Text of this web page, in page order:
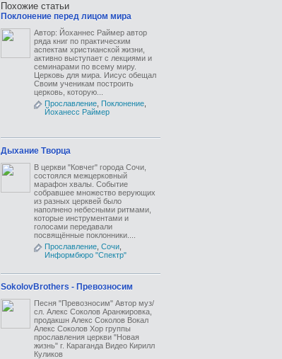
Похожие статьи
Поклонение перед лицом мира
Автор: Йоханнес Раймер автор
ряда книг по практическим
аспектам христианской жизни,
активно выступает с лекциями и
семинарами по всему миру.
Церковь для мира. Иисус обещал
Своим ученикам построить
церковь, которую...
Прославление Поклонение
Йоханесс Раймер
Дыхание Творца
В церкви "Ковчег" города Сочи,
состоялся межцерковный
марафон хвалы. Событие
собравшее множество верующих
из разных церквей было
наполнено небесными ритмами,
которые инструментами и
голосами передавали
посвящённые поклонники....
Прославление Сочи
Информбюро "Спектр"
SokolovBrothers - Превозносим
Песня "Превозносим" Автор муз/
сл. Алекс Соколов Аранжировка,
продакшн Алекс Соколов Вокал
Алекс Соколов Хор группы
прославления церкви "Новая
жизнь" г. Караганда Видео Кирилл
Куликов